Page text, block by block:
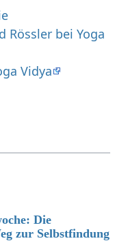
Rössler bei Yoga
Vidya
Die
zur Selbstfindung